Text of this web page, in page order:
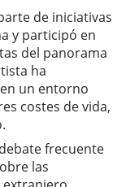
de iniciativas
y participó en
del panorama
ha
un entorno
costes de vida,
frecuente
las